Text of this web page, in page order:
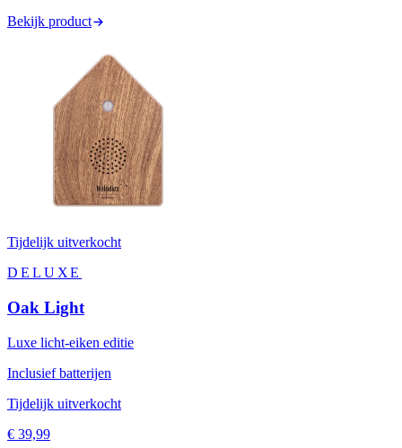
Bekijk product
Tijdelijk uitverkocht
DELUXE
Oak Light
Luxe licht-eiken editie
Inclusief batterijen
Tijdelijk uitverkocht
€ 39,99